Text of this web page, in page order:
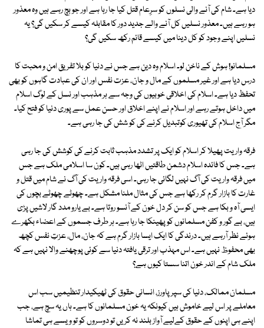
دیا ہے۔ شام کی آنے والی نسلوں کو سرِعام قتل کیا جا رہا ہے اور جو بچ رہے ہیں وہ معذور
ہو رہے ہیں۔ معذور نسلیں کل آنے والے جدید دور کا مقابلہ کیسے کر سکیں گی؟ یہ
نسلیں اپنے وجود کو کل دینا میں کیسے قائم رکھ سکیں گی؟
مسلمانو! ہوش کے ناخن لو۔ اسلام وہ دین ہے جس نے دنیا کو بلا تفریق امن و محبت کا
درس دیا ہے اور غیر مسلموں کے مال و جان، عزت نفس اور ان کی عبادت گاہوں کو بھی
تحفظ دیا ہے۔ اسلام کی اخلاقی خوبیوں کی وجہ سے ہر مذہب اور نسل کے لوگ اسلام
میں داخل ہوتے رہے اور اسلام نے اپنے اخلاق اور حسن عمل سے پوری دنیا کو فتح کیا۔
مگر آج اسلام کی تھیوری کوتبدیل کرنے کی کو شش کی جا رہی ہے۔
فرقہ واریت پھیلا کر اسلام کو ایک پر تشدد مذہب ثابت کرنے کی کوشش کی جا رہی
ہے۔ جس کا فائدہ اسلام دشمن طاقتیں اٹھا رہی ہیں۔ کون سا اسلامی ملک ہے جس
میں فرقہ واریت کی آگ نہیں لگائی جا رہی۔ اسی فرقہ واریت کی آگ نے شام میں قتل و
غارت کا بازار گرم کر رکھا ہے جس کی مثال ملنا مشکل ہے۔ چھوٹے چھوٹے بچوں کی
ایسی آہ و بکا ہے جس کو سن کر دل خون کے آنسو روتا ہے۔ بے یارو مدد گار لاشیں پڑی
ہیں، بے گور و کفن مسلمانوں کو پھینکا جا رہا ہے۔ ہر طرف جسموں کے اعضاء بکھرے
ہوئے نظر آرہے ہیں۔ درندگی کا ایک ایسا بازار گرم ہے کہ جان، مال، عزتِ نفس کچھ
بھی محفوظ نہیں ہے۔ اس مہذب اور ترقی یافتہ دنیا سے کوئی پوچھنے والا نہیں ہے کہ
ملک شام کے اندر خون اتنا سستا کیوں ہے؟
مسلمان ممالک، دنیا کی سپر پاورز، انسانی حقوق کی ٹھیکیدار تنظیمیں سب اس
معاملے پر اس لیے خاموش ہیں کیونکہ یہ خون مسلمانوں کا ہے۔ ہاں یہ سچ ہے، جب
اپنے ہی اپنوں کے حقوق کےلیے آواز بلند نہ کریں تو دوسروں کو تو ویسے ہی تماشا